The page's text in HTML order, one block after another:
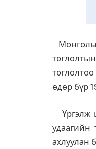
өдөр бүр
Үргэлж
ахлуулан